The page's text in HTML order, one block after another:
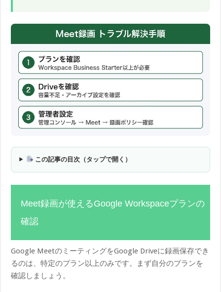
この記事の目次（タップで開く）
Meet録画が使えるGoogle Workspaceプランの
確認
Google MeetのミーティングをGoogle Driveに録画保存でき
るのは、特定のプラン以上のみです。まず自分のプランを
確認しましょう。